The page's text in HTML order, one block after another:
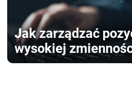
Jak zarządzać
wysokiej